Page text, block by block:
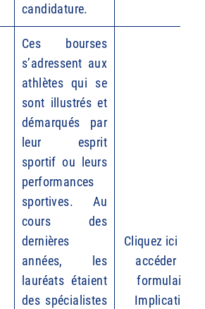
candidature.
Ces bourses
s’adressent aux
athlètes qui se
sont illustrés et
démarqués par
leur esprit
sportif ou leurs
performances
sportives. Au
cours des
dernières
années, les
lauréats étaient
des spécialistes
Cliquez ici pour
accéder au
formulaire
Implication